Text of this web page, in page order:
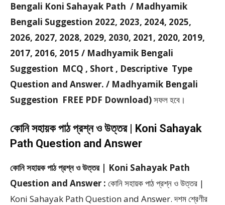
Bengali Koni Sahayak Path / Madhyamik
Bengali Suggestion 2022, 2023, 2024, 2025,
2026, 2027, 2028, 2029, 2030, 2021, 2020, 2019,
2017, 2016, 2015 / Madhyamik Bengali
Suggestion MCQ , Short , Descriptive Type
Question and Answer. / Madhyamik Bengali
Suggestion FREE PDF Download)সফল হবে।
কোনি সহায়ক পাঠ প্রশ্ন ও উত্তর | Koni Sahayak
Path Question and Answer
কোনি সহায়ক পাঠ প্রশ্ন ও উত্তর | Koni Sahayak Path
Question and Answer : কোনি সহায়ক পাঠ প্রশ্ন ও উত্তর |
Koni Sahayak Path Question and Answer. দশম শ্রেণীর